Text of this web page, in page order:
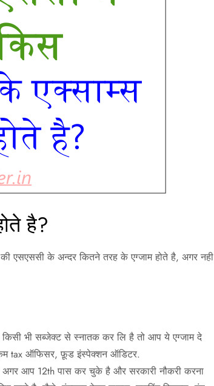
है?
एसएससी के अन्दर कितने तरह के एग्जाम होते है, अगर नही
भी सब्जेक्ट से स्नातक कर लि है तो आप ये एग्जाम दे
tax ऑफिसर, फ़ूड इंस्पेक्शन ऑडिटर.
आप 12th पास कर चुके है और सरकारी नौकरी करना